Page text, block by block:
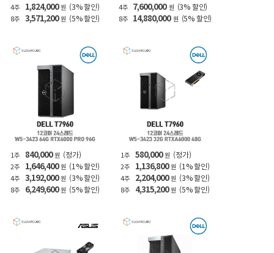
4주 1,824,000 원 (3% 할인)
8주 3,571,200 원 (5% 할인)
4주 7,600,000 원 (3% 할인)
8주 14,880,000 원 (5% 할인)
1주 840,000 원 (정가)
2주 1,646,400 원 (1% 할인)
4주 3,192,000 원 (3% 할인)
8주 6,249,600 원 (5% 할인)
1주 580,000 원 (정가)
2주 1,136,800 원 (1% 할인)
4주 2,204,000 원 (3% 할인)
8주 4,315,200 원 (5% 할인)